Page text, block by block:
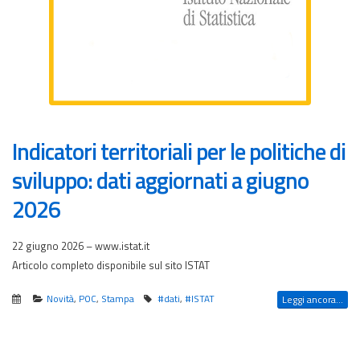
Indicatori territoriali per le politiche di
sviluppo: dati aggiornati a giugno
2026
22 giugno 2026 – www.istat.it
Articolo completo disponibile sul sito ISTAT
Novità, POC, Stampa #dati,#ISTAT Leggi ancora...